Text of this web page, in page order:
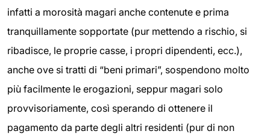
infatti a morosità magari anche contenute e prima
tranquillamente sopportate (pur mettendo a rischio, si
ribadisce, le proprie casse, i propri dipendenti, ecc.),
anche ove si tratti di “beni primari”, sospendono molto
più facilmente le erogazioni, seppur magari solo
provvisoriamente, così sperando di ottenere il
pagamento da parte degli altri residenti (pur di non